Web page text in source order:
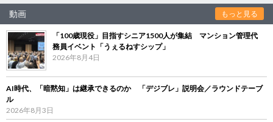
動画 もっと見る
「100歳現役」目指すシニア1500人が集結 マンション管理代
務員イベント「うぇるねすシップ」
2026年8月4日
AI時代、「暗黙知」は継承できるのか 「デジブレ」説明会／ラウンドテーブ
ル
2026年8月3日